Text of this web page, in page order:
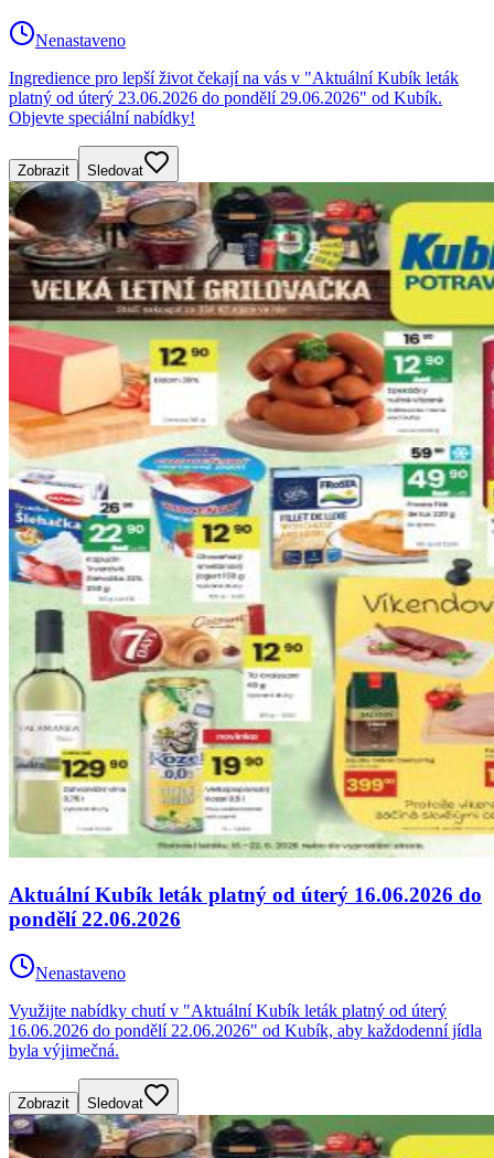
Nenastaveno
Ingredience pro lepší život čekají na vás v "Aktuální Kubík leták
platný od úterý 23.06.2026 do pondělí 29.06.2026" od Kubík.
Objevte speciální nabídky!
Zobrazit Sledovat
Aktuální Kubík leták platný od úterý 16.06.2026 do
pondělí 22.06.2026
Nenastaveno
Využijte nabídky chutí v "Aktuální Kubík leták platný od úterý
16.06.2026 do pondělí 22.06.2026" od Kubík, aby každodenní jídla
byla výjimečná.
Zobrazit Sledovat